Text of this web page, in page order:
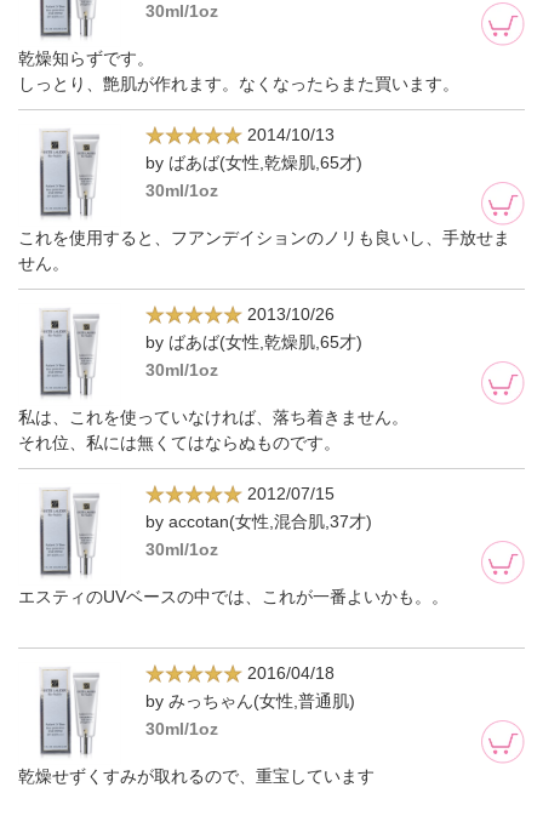
30ml/1oz
乾燥知らずです。
しっとり、艶肌が作れます。なくなったらまた買います。
2014/10/13
by ばあば(女性,乾燥肌,65才)
30ml/1oz
これを使用すると、フアンデイションのノリも良いし、手放せま
せん。
2013/10/26
by ばあば(女性,乾燥肌,65才)
30ml/1oz
私は、これを使っていなければ、落ち着きません。
それ位、私には無くてはならぬものです。
2012/07/15
by accotan(女性,混合肌,37才)
30ml/1oz
エスティのUVベースの中では、これが一番よいかも。。
2016/04/18
by みっちゃん(女性,普通肌)
30ml/1oz
乾燥せずくすみが取れるので、重宝しています